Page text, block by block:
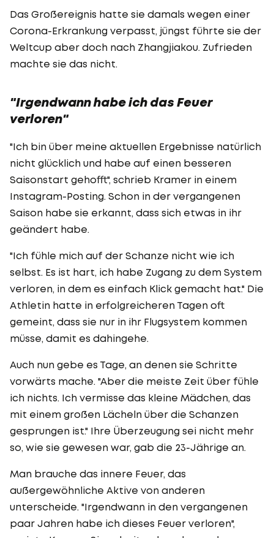
Das Großereignis hatte sie damals wegen einer
Corona-Erkrankung verpasst, jüngst führte sie der
Weltcup aber doch nach Zhangjiakou. Zufrieden
machte sie das nicht.
"Irgendwann habe ich das Feuer
verloren"
"Ich bin über meine aktuellen Ergebnisse natürlich
nicht glücklich und habe auf einen besseren
Saisonstart gehofft", schrieb Kramer in einem
Instagram-Posting. Schon in der vergangenen
Saison habe sie erkannt, dass sich etwas in ihr
geändert habe.
"Ich fühle mich auf der Schanze nicht wie ich
selbst. Es ist hart, ich habe Zugang zu dem System
verloren, in dem es einfach Klick gemacht hat." Die
Athletin hatte in erfolgreicheren Tagen oft
gemeint, dass sie nur in ihr Flugsystem kommen
müsse, damit es dahingehe.
Auch nun gebe es Tage, an denen sie Schritte
vorwärts mache. "Aber die meiste Zeit über fühle
ich nichts. Ich vermisse das kleine Mädchen, das
mit einem großen Lächeln über die Schanzen
gesprungen ist." Ihre Überzeugung sei nicht mehr
so, wie sie gewesen war, gab die 23-Jährige an.
Man brauche das innere Feuer, das
außergewöhnliche Aktive von anderen
unterscheide. "Irgendwann in den vergangenen
paar Jahren habe ich dieses Feuer verloren",